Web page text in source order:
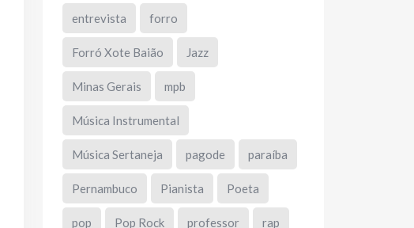
entrevista forro
Forró Xote Baião Jazz
Minas Gerais mpb
Música Instrumental
Música Sertaneja pagode paraíba
Pernambuco Pianista Poeta
pop Pop Rock professor rap